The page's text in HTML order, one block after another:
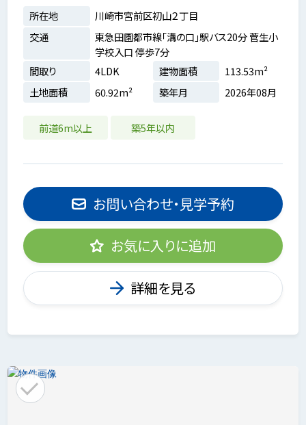
所在地
川崎市宮前区初山２丁目
交通
東急田園都市線「溝の口」駅バス20分 菅生小
学校入口 停歩7分
間取り
4LDK 建物面積
113.53m²
土地面積
60.92m² 築年月 2026年08月
前道6m以上 築5年以内
お問い合わせ・見学予約
お気に入りに追加
詳細を見る